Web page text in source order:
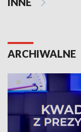
ARCHIWALNE